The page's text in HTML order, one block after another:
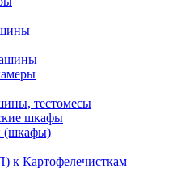
тестомесы
шкафы
(шкафы)
к Картофелечисткам